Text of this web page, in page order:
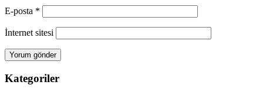
E-posta *
İnternet sitesi
Kategoriler